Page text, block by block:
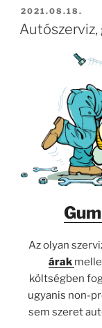
BEKÜLDVE:
2021.08.18.
Az olyan
árak
költségben
ugyanis non-
sem szeret